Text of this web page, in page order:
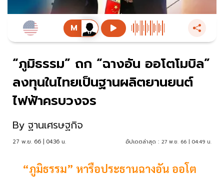
“ภูมิธรรม” ถก “ฉางอัน ออโตโมบิล”
ลงทุนในไทยเป็นฐานผลิตยานยนต์
ไฟฟ้าครบวงจร
By ฐานเศรษฐกิจ
27 พ.ย. 66 | 04:36 น. อัปเดตล่าสุด : 27 พ.ย. 66 | 04:49 น.
“ภูมิธรรม” หารือประธานฉางอัน ออโต